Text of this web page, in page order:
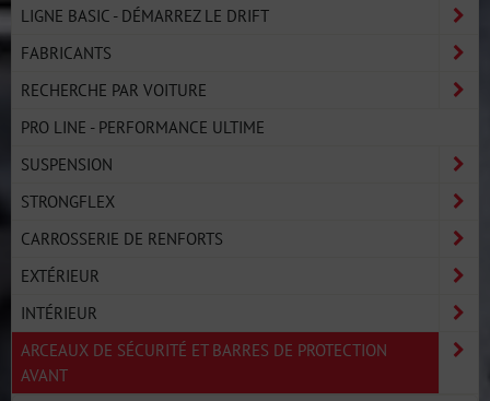
LIGNE BASIC - DÉMARREZ LE DRIFT
FABRICANTS
RECHERCHE PAR VOITURE
PRO LINE - PERFORMANCE ULTIME
SUSPENSION
STRONGFLEX
CARROSSERIE DE RENFORTS
EXTÉRIEUR
INTÉRIEUR
ARCEAUX DE SÉCURITÉ ET BARRES DE PROTECTION
AVANT